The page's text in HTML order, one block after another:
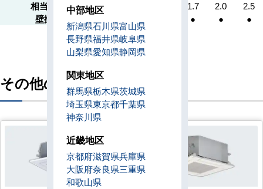
相当馬力
1.7 2.0
2.5
壁掛形
● ● ●
その他の機種
中部地区
新潟県石川県富山県
長野県福井県岐阜県
山梨県愛知県静岡県
関東地区
群馬県栃木県茨城県
埼玉県東京都千葉県
神奈川県
近畿地区
京都府滋賀県兵庫県
大阪府奈良県三重県
和歌山県